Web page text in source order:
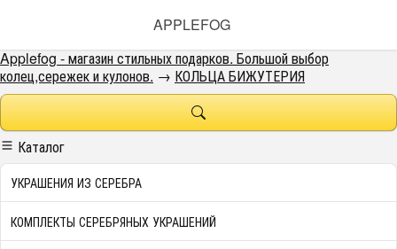
APPLEFOG
Applefog - магазин стильных подарков. Большой выбор
колец,сережек и кулонов. → КОЛЬЦА БИЖУТЕРИЯ
Каталог
УКРАШЕНИЯ ИЗ СЕРЕБРА
КОМПЛЕКТЫ СЕРЕБРЯНЫХ УКРАШЕНИЙ